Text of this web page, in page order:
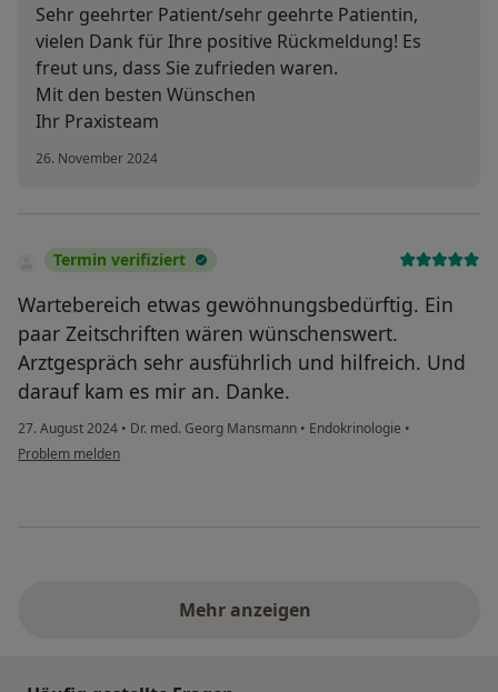
Sehr geehrter Patient/sehr geehrte Patientin,
vielen Dank für Ihre positive Rückmeldung! Es
freut uns, dass Sie zufrieden waren.
Mit den besten Wünschen
Ihr Praxisteam
26. November 2024
Termin verifiziert
Wartebereich etwas gewöhnungsbedürftig. Ein
paar Zeitschriften wären wünschenswert.
Arztgespräch sehr ausführlich und hilfreich. Und
darauf kam es mir an. Danke.
27. August 2024 • Dr. med. Georg Mansmann • Endokrinologie •
Problem melden
Mehr anzeigen